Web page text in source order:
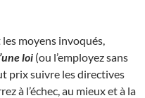
moyens invoqués,
loi (ou l’employez sans
prix suivre les directives
à l’échec, au mieux et à la